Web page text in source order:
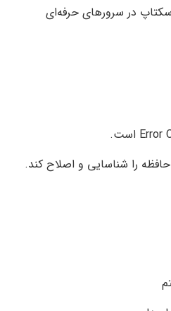
در سرورهای حرفه‌ای
را شناسایی و اصلاح کند.